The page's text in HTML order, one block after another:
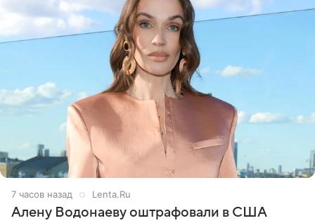
7 часов назад Lenta.Ru
Алену Водонаеву оштрафовали в США